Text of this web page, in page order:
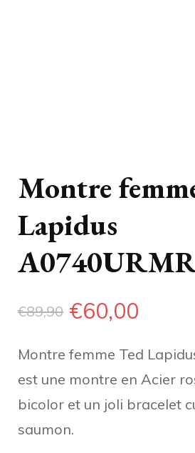
Montre
Lapidus
€89,90 Le
prix
initial
était :
€89,90.
€60,00
prix
est :
Montre femme Ted
est une montre en Acier
bicolor et un joli bracelet
saumon.